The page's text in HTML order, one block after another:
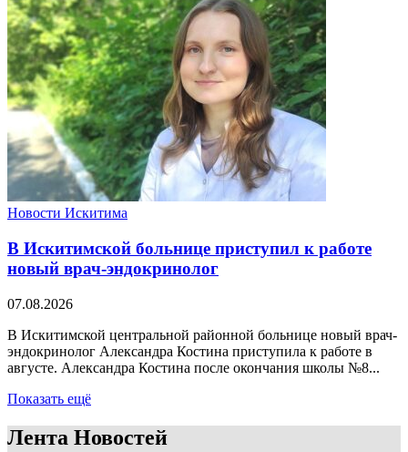
Новости Искитима
В Искитимской больнице приступил к работе
новый врач-эндокринолог
07.08.2026
В Искитимской центральной районной больнице новый врач-
эндокринолог Александра Костина приступила к работе в
августе. Александра Костина после окончания школы №8...
Показать ещё
Лента Новостей